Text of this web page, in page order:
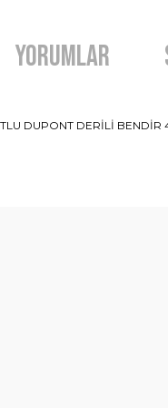
Yorumlar
DUPONT DERİLİ BENDİR